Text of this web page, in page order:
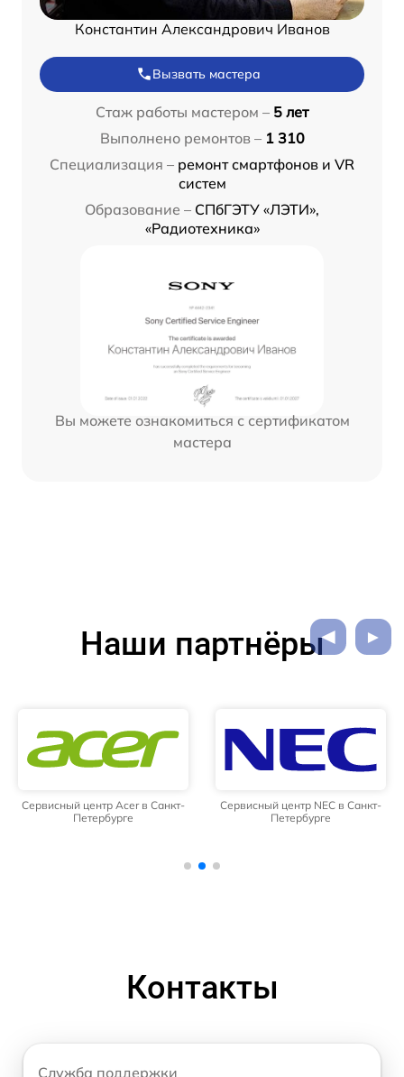
Константин Александрович Иванов
Вызвать мастера
Стаж работы мастером – 5 лет
Выполнено ремонтов – 1 310
Специализация – ремонт смартфонов и VR
систем
Образование – СПбГЭТУ «ЛЭТИ»,
«Радиотехника»
Вы можете ознакомиться с сертификатом
мастера
Наши партнёры
Сервисный центр Acer в Санкт-
Петербурге
Сервисный центр NEC в Санкт-
Петербурге
Контакты
Служба поддержки